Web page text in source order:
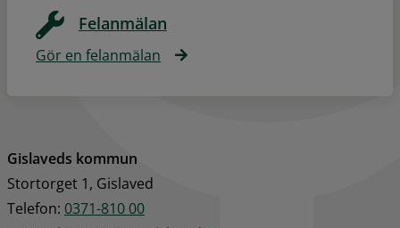
Felanmälan
Gör en felanmälan
Gislaveds kommun
Stortorget 1, Gislaved
Telefon: 0371-810 00